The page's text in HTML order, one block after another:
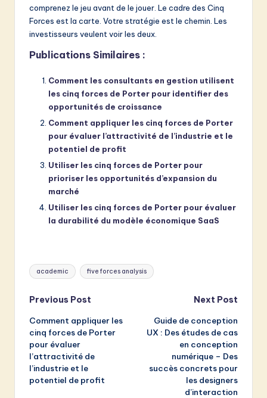
comprenez le jeu avant de le jouer. Le cadre des Cinq
Forces est la carte. Votre stratégie est le chemin. Les
investisseurs veulent voir les deux.
Publications Similaires :
Comment les consultants en gestion utilisent
les cinq forces de Porter pour identifier des
opportunités de croissance
Comment appliquer les cinq forces de Porter
pour évaluer l’attractivité de l’industrie et le
potentiel de profit
Utiliser les cinq forces de Porter pour
prioriser les opportunités d’expansion du
marché
Utiliser les cinq forces de Porter pour évaluer
la durabilité du modèle économique SaaS
Tags:
academic five forces analysis
Post
navigation
Previous Post
Comment appliquer les
cinq forces de Porter
pour évaluer
l’attractivité de
l’industrie et le
potentiel de profit
Next Post
Guide de conception
UX : Des études de cas
en conception
numérique – Des
succès concrets pour
les designers
d’interaction